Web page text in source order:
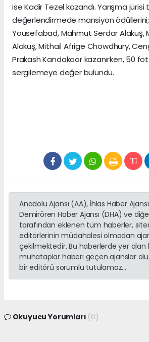
ise Kadir Tezel kazandı. Yarışma jürisi
değerlendirmede mansiyon
Yousefabad, Mahmut Serdar Alakuş,
Alakuş, Mithail Afrige Chowdhury,
Prakash Kandakoor kazanırken, 50
sergilemeye değer bulundu.
Anadolu Ajansı (AA), İhlas Haber
Demirören Haber Ajansı (DHA) ve
tarafından eklenen tüm haberler,
editörlerinin müdahalesi olmadan
çekilmektedir. Bu haberlerde yer alan
muhataplar haberi geçen ajanslar
bir editörü sorumlu tutulamaz...
Okuyucu Yorumları (0)